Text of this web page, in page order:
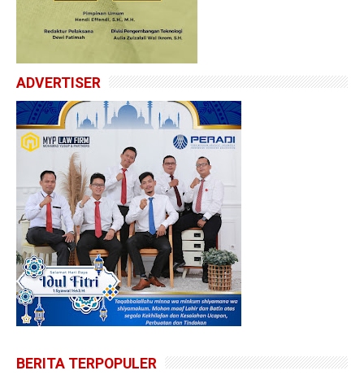
ADVERTISER
BERITA TERPOPULER